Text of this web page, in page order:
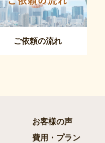
ご依頼の流れ
お客様の声
費用・プラン